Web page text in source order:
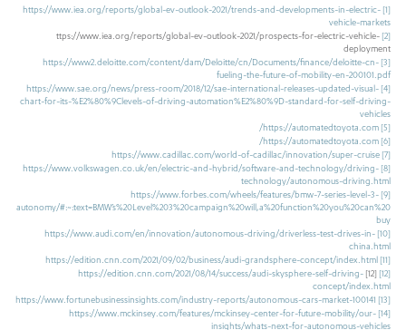
[1]
https://www.iea.org/reports/global-ev-outlook-2021/trends-and-developments-in-electric-
vehicle-markets
[2]
ttps://www.iea.org/reports/global-ev-outlook-2021/prospects-for-electric-vehicle-
deployment
[3]
https://www2.deloitte.com/content/dam/Deloitte/cn/Documents/finance/deloitte-cn-
fueling-the-future-of-mobility-en-200101.pdf
[4]
https://www.sae.org/news/press-room/2018/12/sae-international-releases-updated-visual-
chart-for-its-%E2%80%9Clevels-of-driving-automation%E2%80%9D-standard-for-self-driving-
vehicles
[5]
https://automatedtoyota.com/
[6]
https://automatedtoyota.com/
[7]
https://www.cadillac.com/world-of-cadillac/innovation/super-cruise
[8]
https://www.volkswagen.co.uk/en/electric-and-hybrid/software-and-technology/driving-
technology/autonomous-driving.html
[9]
https://www.forbes.com/wheels/features/bmw-7-series-level-3-
autonomy/#:~:text=BMW’s%20Level%203%20campaign%20will,a%20function%20you%20can%20
buy
[10]
https://www.audi.com/en/innovation/autonomous-driving/driverless-test-drives-in-
china.html
[11]
https://edition.cnn.com/2021/09/02/business/audi-grandsphere-concept/index.html
[12]
[12]
https://edition.cnn.com/2021/08/14/success/audi-skysphere-self-driving-
concept/index.html
[13]
https://www.fortunebusinessinsights.com/industry-reports/autonomous-cars-market-100141
[14]
https://www.mckinsey.com/features/mckinsey-center-for-future-mobility/our-
insights/whats-next-for-autonomous-vehicles